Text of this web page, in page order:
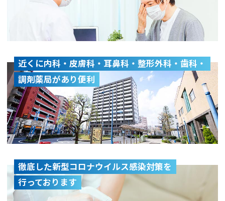
近くに内科・皮膚科・耳鼻科・整形外科・歯科・
調剤薬局があり便利
徹底した新型コロナウイルス感染対策を
行っております